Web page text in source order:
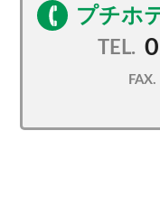
プチホ
TEL.
FAX.